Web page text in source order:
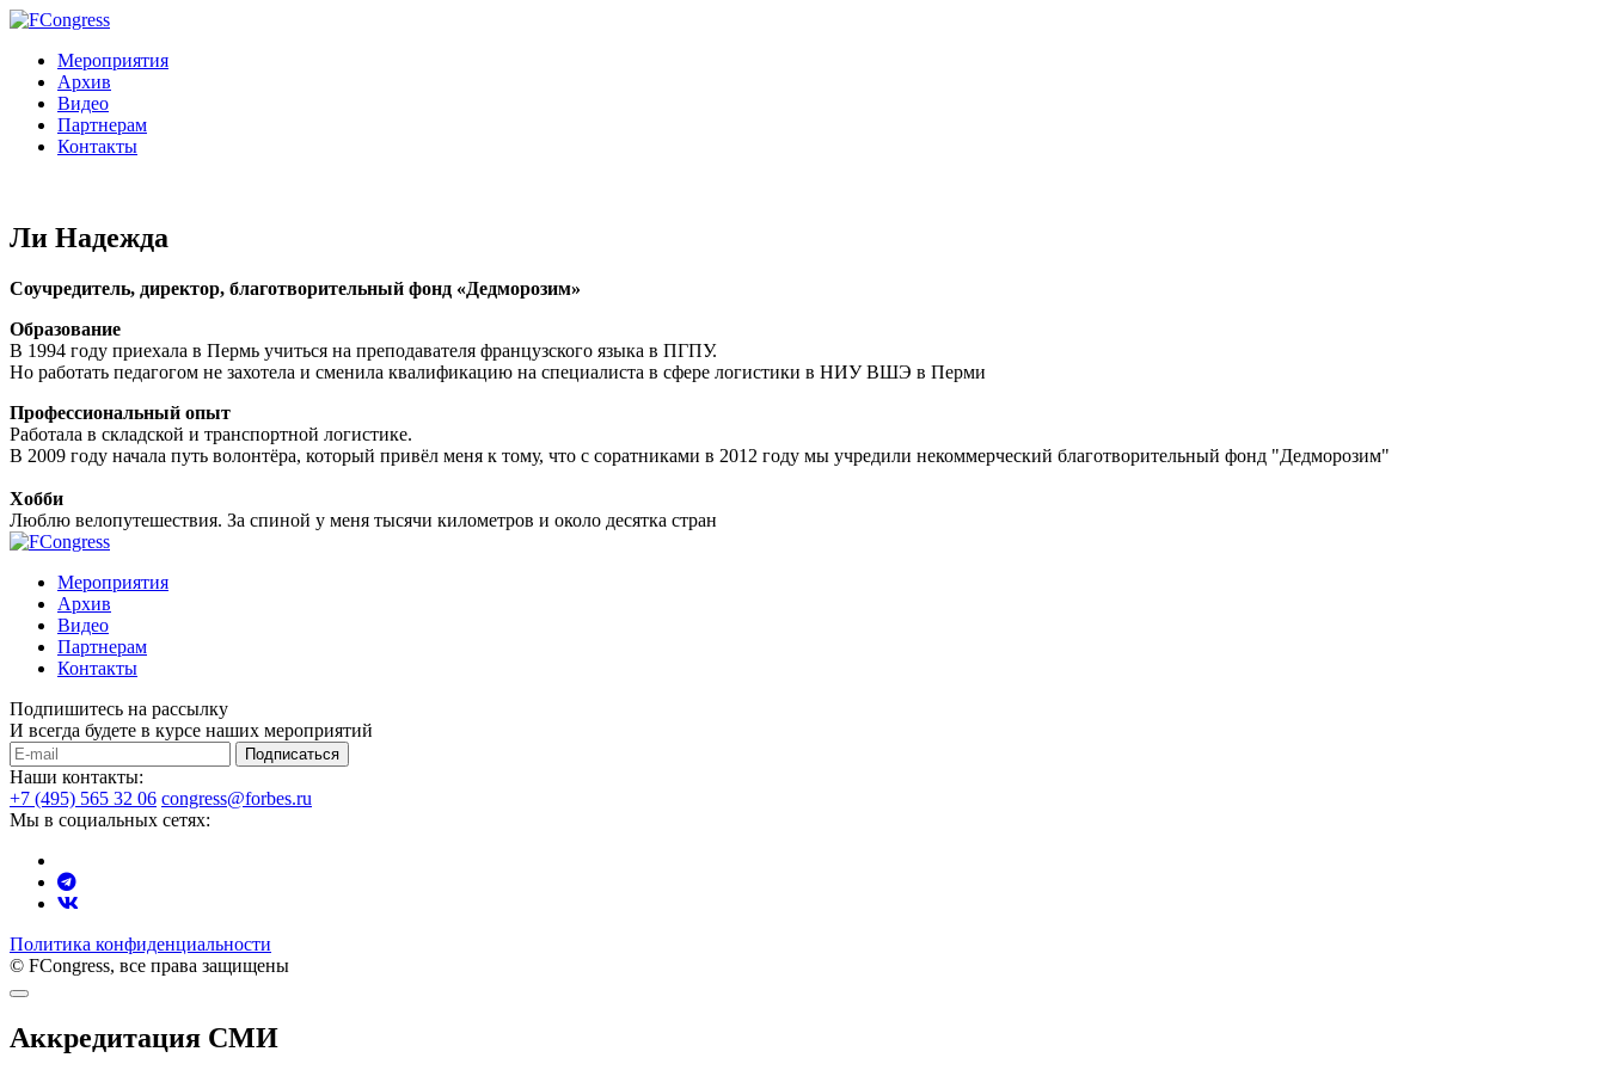
Мероприятия
Архив
Видео
Партнерам
Контакты
Ли Надежда
Соучредитель, директор, благотворительный фонд «Дедморозим»
Образование
В 1994 году приехала в Пермь учиться на преподавателя французского языка в ПГПУ.
Но работать педагогом не захотела и сменила квалификацию на специалиста в сфере логистики в НИУ ВШЭ в Перми
Профессиональный опыт
Работала в складской и транспортной логистике.
В 2009 году начала путь волонтёра, который привёл меня к тому, что с соратниками в 2012 году мы учредили некоммерческий благотворительный фонд "Дедморозим"
Хобби
Люблю велопутешествия. За спиной у меня тысячи километров и около десятка стран
Мероприятия
Архив
Видео
Партнерам
Контакты
Подпишитесь на рассылку
И всегда будете в курсе наших мероприятий
Подписаться
Наши контакты:
+7 (495) 565 32 06 congress@forbes.ru
Мы в социальных сетях:
Политика конфиденциальности
© FCongress, все права защищены
Аккредитация СМИ